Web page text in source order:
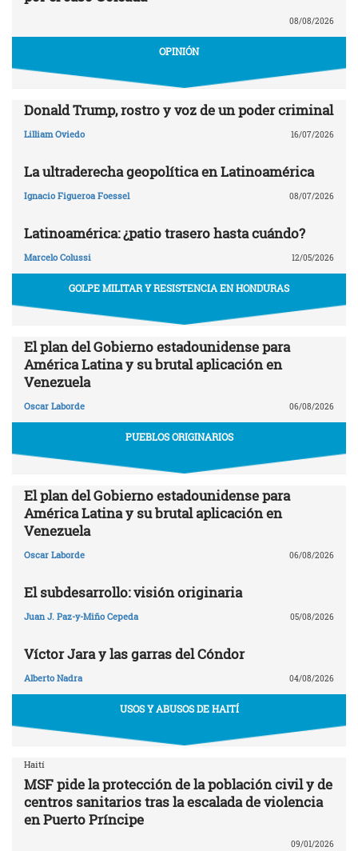
08/08/2026
OPINIÓN
Donald Trump, rostro y voz de un poder criminal
Lilliam Oviedo 16/07/2026
La ultraderecha geopolítica en Latinoamérica
Ignacio Figueroa Foessel 08/07/2026
Latinoamérica: ¿patio trasero hasta cuándo?
Marcelo Colussi 12/05/2026
GOLPE MILITAR Y RESISTENCIA EN HONDURAS
El plan del Gobierno estadounidense para
América Latina y su brutal aplicación en
Venezuela
Oscar Laborde 06/08/2026
PUEBLOS ORIGINARIOS
El plan del Gobierno estadounidense para
América Latina y su brutal aplicación en
Venezuela
Oscar Laborde 06/08/2026
El subdesarrollo: visión originaria
Juan J. Paz-y-Miño Cepeda 05/08/2026
Víctor Jara y las garras del Cóndor
Alberto Nadra 04/08/2026
USOS Y ABUSOS DE HAITÍ
Haití
MSF pide la protección de la población civil y de
centros sanitarios tras la escalada de violencia
en Puerto Príncipe
09/01/2026